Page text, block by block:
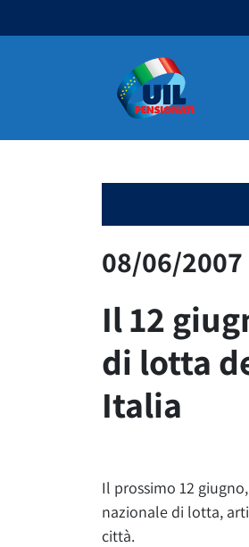
Navigazione
08/06/2007
Il 12
di lotta
Italia
Il prossimo 12
nazionale di lotta,
città.